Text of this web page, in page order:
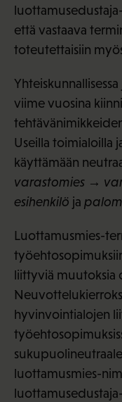
että vastaava
toteutettaisiin
viime vuosina
Useilla toimialoilla
käyttämään
varastomies →
esihenkilö ja
Luottamusmies-
liittyviä muutoksia
hyvinvointialojen
luottamusmies-